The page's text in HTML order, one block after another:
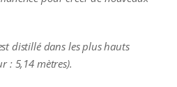
distillé dans les plus hauts
: 5,14 mètres).